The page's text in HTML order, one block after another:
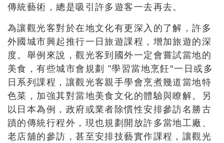
傳統藝術，總是吸引許多遊客一去再去。
為讓觀光客對於在地文化有更深入的了解，許多
外國城市興起推行一日旅遊課程，增加旅遊的深
度。舉例來說，觀光客到國外一定會嘗試當地的
美食，有些城市會規劃 “學習當地烹飪"一日或多
日系列課程，讓觀光客親手學會烹煮幾道當地特
色菜，加強其對當地美食文化的體驗與瞭解。另
以日本為例，政府或業者除慣性安排參訪名勝古
蹟的傳統行程外，現也規劃開放許多當地工廠、
老店舖的參訪，甚至安排技藝實作課程，讓觀光